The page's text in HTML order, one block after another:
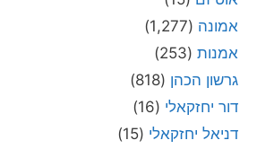
אמונה (1,277)
אמנות (253)
גרשון הכהן (818)
דור יחזקאלי (16)
דניאל יחזקאלי (15)